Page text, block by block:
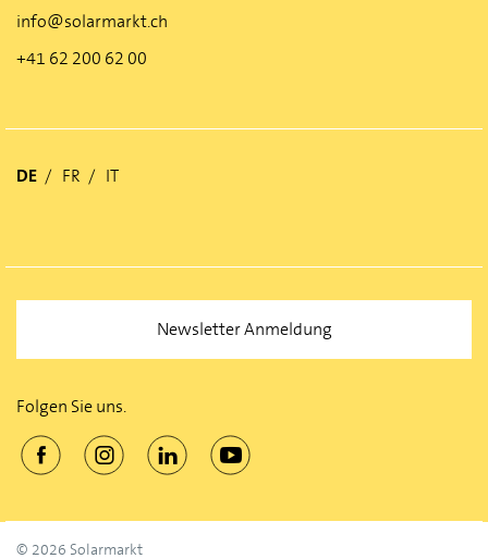
info@solarmarkt.ch
+41 62 200 62 00
DE FR IT
Newsletter Anmeldung
Folgen Sie uns.
© 2026 Solarmarkt